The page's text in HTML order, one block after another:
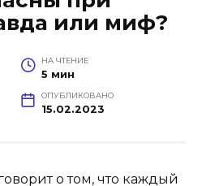
или миф?
НА ЧТЕНИЕ
5 мин
ОПУБЛИКОВАНО
15.02.2023
о том, что каждый